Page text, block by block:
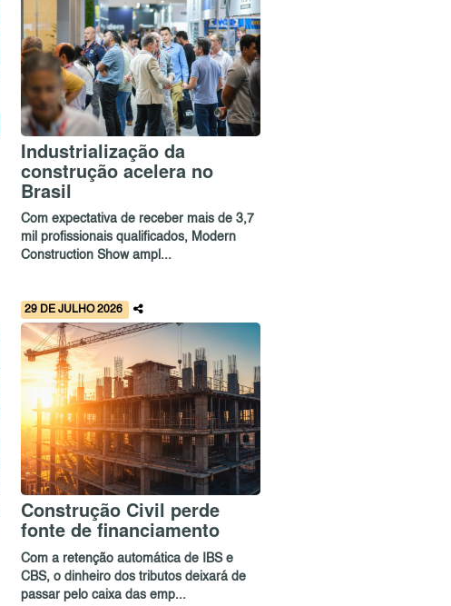
Industrialização da
construção acelera no
Brasil
Com expectativa de receber mais de 3,7
mil profissionais qualificados, Modern
Construction Show ampl...
29 DE JULHO 2026
Construção Civil perde
fonte de financiamento
Com a retenção automática de IBS e
CBS, o dinheiro dos tributos deixará de
passar pelo caixa das emp...